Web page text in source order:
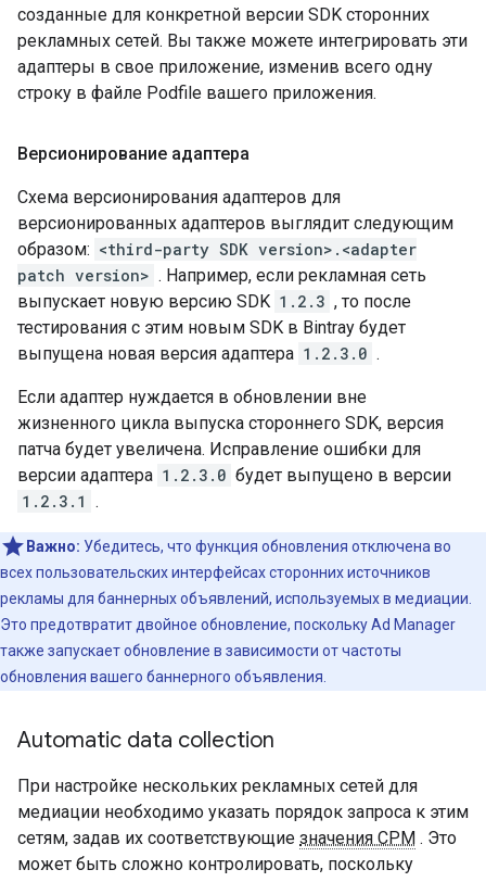
созданные для конкретной версии SDK сторонних
рекламных сетей. Вы также можете интегрировать эти
адаптеры в свое приложение, изменив всего одну
строку в файле Podfile вашего приложения.
Версионирование адаптера
Схема версионирования адаптеров для
версионированных адаптеров выглядит следующим
образом: <third-party SDK version>.<adapter
patch version> . Например, если рекламная сеть
выпускает новую версию SDK 1.2.3 , то после
тестирования с этим новым SDK в Bintray будет
выпущена новая версия адаптера 1.2.3.0 .
Если адаптер нуждается в обновлении вне
жизненного цикла выпуска стороннего SDK, версия
патча будет увеличена. Исправление ошибки для
версии адаптера 1.2.3.0 будет выпущено в версии
1.2.3.1 .
Важно: Убедитесь, что функция обновления отключена во
всех пользовательских интерфейсах сторонних источников
рекламы для баннерных объявлений, используемых в медиации.
Это предотвратит двойное обновление, поскольку Ad Manager
также запускает обновление в зависимости от частоты
обновления вашего баннерного объявления.
Automatic data collection
При настройке нескольких рекламных сетей для
медиации необходимо указать порядок запроса к этим
сетям, задав их соответствующие значения CPM . Это
может быть сложно контролировать, поскольку